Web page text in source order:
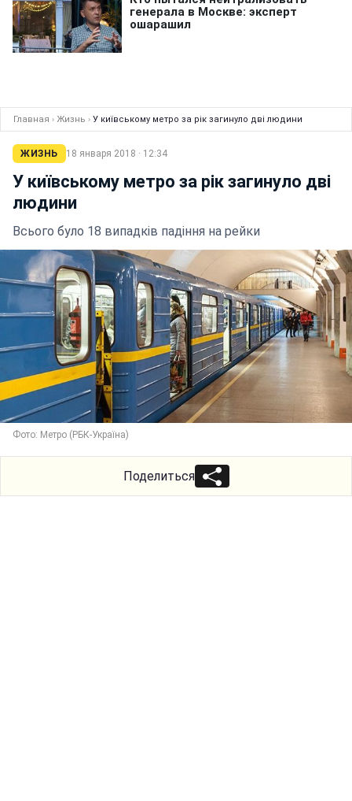
Главная › Жизнь › У київському метро за рік загинуло дві людини
ЖИЗНЬ 18 января 2018 · 12:34
У київському метро за рік загинуло дві
людини
Всього було 18 випадків падіння на рейки
Фото: Метро (РБК-Україна)
Поделиться